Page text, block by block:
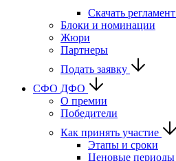
Скачать регламент
Блоки и номинации
Жюри
Партнеры
Подать заявку
CФО ДФО
О премии
Победители
Как принять участие
Этапы и сроки
Ценовые периоды